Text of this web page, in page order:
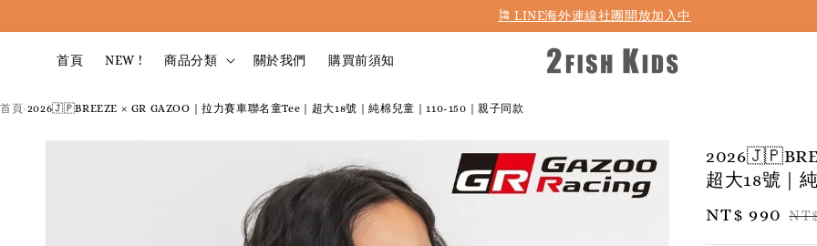
首購折50 ｜ 滿1,500 免運 ｜ 滿2,900 折140 ｜ 3%購物金
首頁 NEW ! 商品分類 關於我們 購買前須知
首頁›2026🇯🇵BREEZE × GR GAZOO｜拉力賽車聯名童Tee｜超大18號｜純棉兒童｜110-150｜親子同款
超大18號｜
Sale
NT$ 990